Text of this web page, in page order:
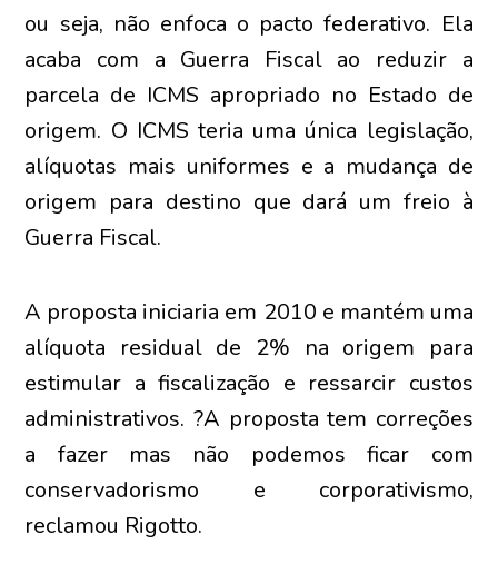
ou seja, não enfoca o pacto federativo. Ela
acaba com a Guerra Fiscal ao reduzir a
parcela de ICMS apropriado no Estado de
origem. O ICMS teria uma única legislação,
alíquotas mais uniformes e a mudança de
origem para destino que dará um freio à
Guerra Fiscal.
A proposta iniciaria em 2010 e mantém uma
alíquota residual de 2% na origem para
estimular a fiscalização e ressarcir custos
administrativos. ?A proposta tem correções
a fazer mas não podemos ficar com
conservadorismo e corporativismo,
reclamou Rigotto.